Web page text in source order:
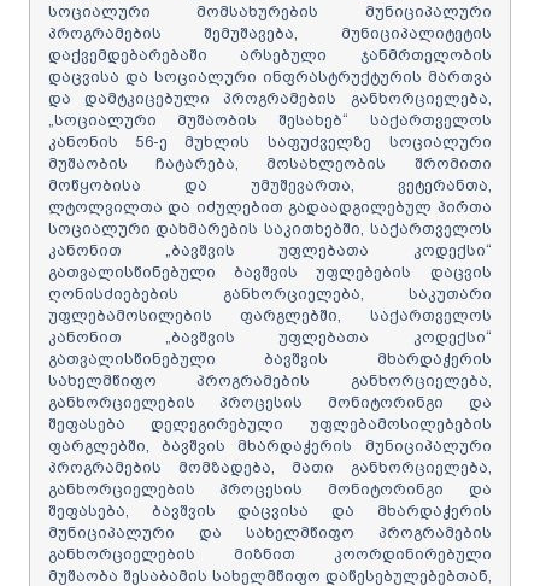
სოციალური მომსახურების მუნიციპალური
პროგრამების შემუშავება, მუნიციპალიტეტის
დაქვემდებარებაში არსებული ჯანმრთელობის
დაცვისა და სოციალური ინფრასტრუქტურის მართვა
და დამტკიცებული პროგრამების განხორციელება,
„სოციალური მუშაობის შესახებ“ საქართველოს
კანონის 56-ე მუხლის საფუძველზე სოციალური
მუშაობის ჩატარება, მოსახლეობის შრომითი
მოწყობისა და უმუშევართა, ვეტერანთა,
ლტოლვილთა და იძულებით გადაადგილებულ პირთა
სოციალური დახმარების საკითხებში, საქართველოს
კანონით „ბავშვის უფლებათა კოდექსი“
გათვალისწინებული ბავშვის უფლებების დაცვის
ღონისძიებების განხორციელება, საკუთარი
უფლებამოსილების ფარგლებში, საქართველოს
კანონით „ბავშვის უფლებათა კოდექსი“
გათვალისწინებული ბავშვის მხარდაჭერის
სახელმწიფო პროგრამების განხორციელება,
განხორციელების პროცესის მონიტორინგი და
შეფასება დელეგირებული უფლებამოსილებების
ფარგლებში, ბავშვის მხარდაჭერის მუნიციპალური
პროგრამების მომზადება, მათი განხორციელება,
განხორციელების პროცესის მონიტორინგი და
შეფასება, ბავშვის დაცვისა და მხარდაჭერის
მუნიციპალური და სახელმწიფო პროგრამების
განხორციელების მიზნით კოორდინირებული
მუშაობა შესაბამის სახელმწიფო დაწესებულებებთან,